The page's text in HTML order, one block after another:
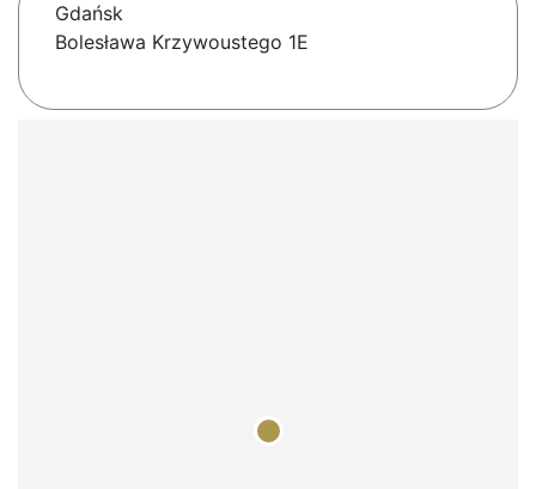
Gdańsk
Bolesława Krzywoustego 1E